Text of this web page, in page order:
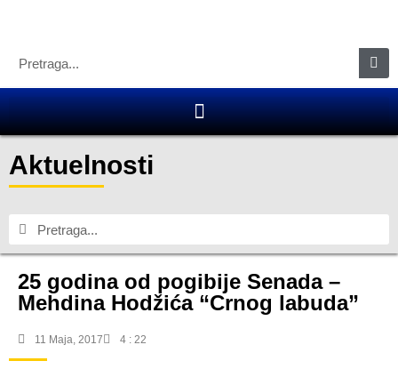
Aktuelnosti
25 godina od pogibije Senada –
Mehdina Hodžića “Crnog labuda”
11 Maja, 2017 4 : 22